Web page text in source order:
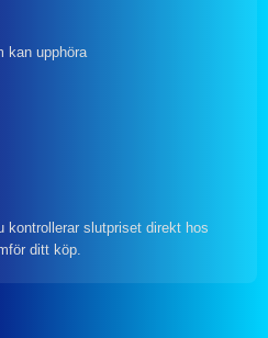
kan upphöra
kontrollerar slutpriset direkt hos
ditt köp.